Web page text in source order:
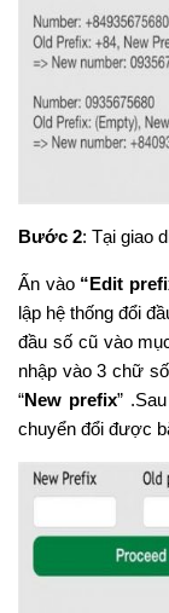
Bước 2: Tại giao
Ấn vào “Edit
lập hệ thống đổi
đầu số cũ vào
nhập vào 3 chữ
“New prefix”
chuyển đổi được